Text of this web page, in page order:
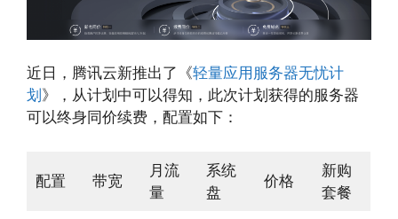
近日，腾讯云新推出了《轻量应用服务器无忧计
划 》，从计划中可以得知，此次计划获得的服务器
可以终身同价续费，配置如下：
配置 带宽
月流
量
系统
盘
价格
新购
套餐